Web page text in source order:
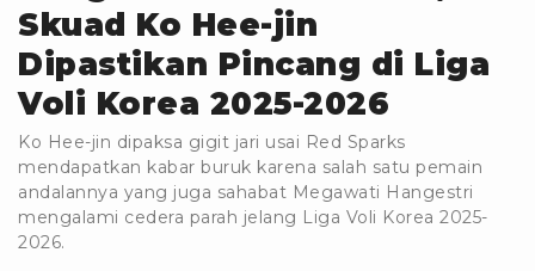
Skuad Ko Hee-jin
Dipastikan Pincang di Liga
Voli Korea 2025-2026
Ko Hee-jin dipaksa gigit jari usai Red Sparks
mendapatkan kabar buruk karena salah satu pemain
andalannya yang juga sahabat Megawati Hangestri
mengalami cedera parah jelang Liga Voli Korea 2025-
2026.